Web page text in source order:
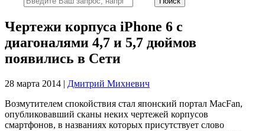
Чертежи корпуса iPhone 6 с
диагоналями 4,7 и 5,7 дюймов
появились в Сети
28 марта 2014 | Дмитрий Михневич
Возмутителем спокойствия стал японский портал MacFan,
опубликовавший сканы неких чертежей корпусов
смартфонов, в названиях которых присутствует слово